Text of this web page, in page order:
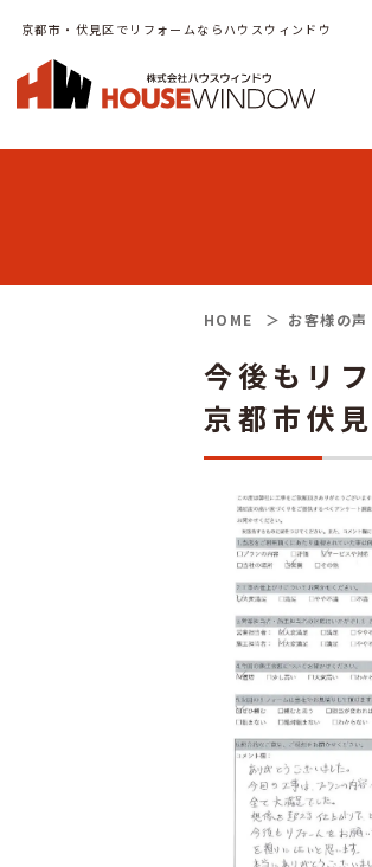
京都市・伏見区でリフォームならハウスウィンドウ
HOME お客様の声
今後もリ
京都市伏